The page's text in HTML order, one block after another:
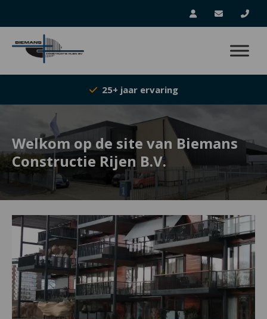
25+ jaar ervaring
Welkom op de site van Biemans
Constructie Rijen B.V.